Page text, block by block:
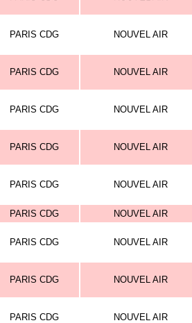
PARIS CDG NOUVEL AIR
PARIS CDG NOUVEL AIR
PARIS CDG NOUVEL AIR
PARIS CDG NOUVEL AIR
PARIS CDG NOUVEL AIR
PARIS CDG NOUVEL AIR
PARIS CDG NOUVEL AIR
PARIS CDG NOUVEL AIR
PARIS CDG NOUVEL AIR